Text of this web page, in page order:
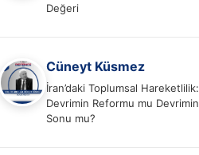
Değeri
Cüneyt Küsmez
İran’daki Toplumsal Hareketlilik:
Devrimin Reformu mu Devrimin
Sonu mu?